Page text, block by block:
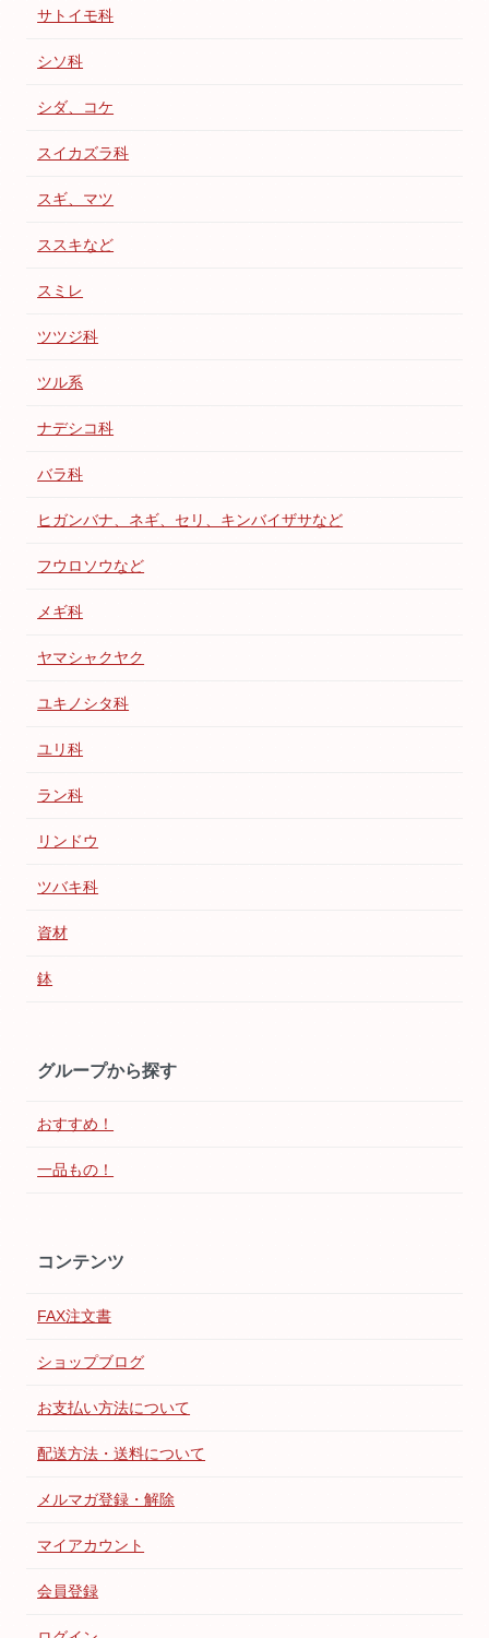
サトイモ科
シソ科
シダ、コケ
スイカズラ科
スギ、マツ
ススキなど
スミレ
ツツジ科
ツル系
ナデシコ科
バラ科
ヒガンバナ、ネギ、セリ、キンバイザサなど
フウロソウなど
メギ科
ヤマシャクヤク
ユキノシタ科
ユリ科
ラン科
リンドウ
ツバキ科
資材
鉢
グループから探す
おすすめ！
一品もの！
コンテンツ
FAX注文書
ショップブログ
お支払い方法について
配送方法・送料について
メルマガ登録・解除
マイアカウント
会員登録